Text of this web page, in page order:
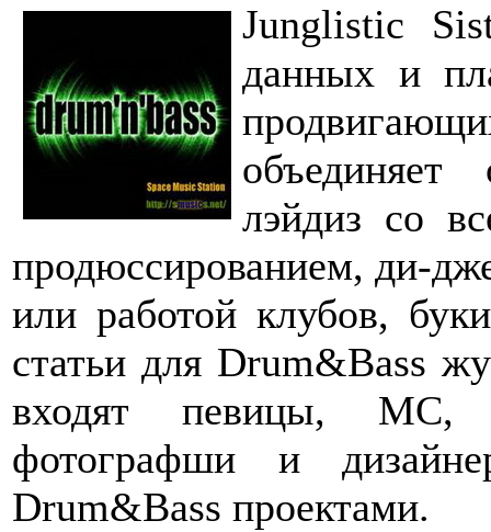
Junglistic
данных и
объединяет
лэйдиз со
продюссированием, ди-
или работой клубов,
статьи для Drum&Bass
входят певицы, MC,
фотографши и
Drum&Bass проектами.